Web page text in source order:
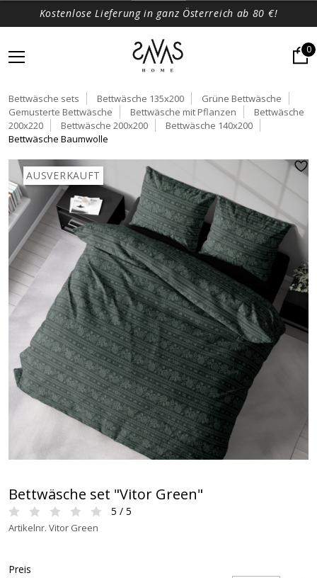
Kostenlose Lieferung in ganz Österreich ab 80 €!
0
Bettwäsche sets Bettwäsche 135x200
Grüne Bettwäsche
Gemusterte Bettwäsche
Bettwäsche mit Pflanzen
Bettwäsche
200x220
Bettwäsche 200x200
Bettwäsche 140x200
Bettwäsche Baumwolle
AUSVERKAUFT
Bettwäsche set "Vitor Green"
5 / 5
Artikelnr. Vitor Green
Preis